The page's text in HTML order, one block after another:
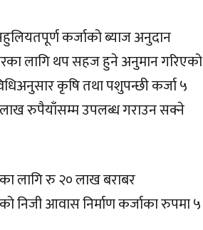
कर्जाको ब्याज अनुदान
लागि थप सहज हुने अनुमान गरिएको
कृषि तथा पशुपन्छी कर्जा ५
लाख रुपैयाँसम्म उपलब्ध गराउन सक्ने
लागि रु २० लाख बराबर
निजी आवास निर्माण कर्जाका रुपमा ५